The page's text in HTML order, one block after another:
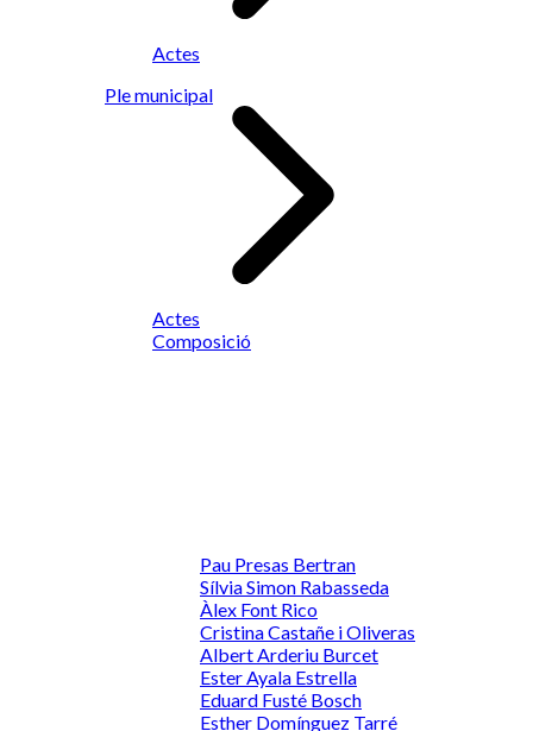
Actes
Ple municipal
Actes
Composició
Pau Presas Bertran
Sílvia Simon Rabasseda
Àlex Font Rico
Cristina Castañe i Oliveras
Albert Arderiu Burcet
Ester Ayala Estrella
Eduard Fusté Bosch
Esther Domínguez Tarré